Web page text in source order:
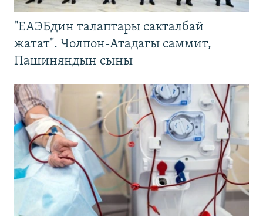
"ЕАЭБдин талаптары сакталбай
жатат". Чолпон-Атадагы саммит,
Пашиняндын сыны